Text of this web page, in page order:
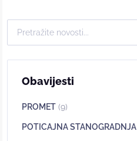
Obavijesti
PROMET (9)
POTICAJNA STANOGRADNJA